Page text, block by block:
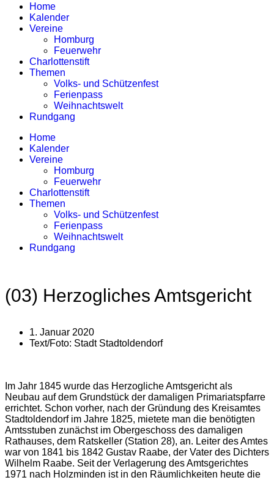
Home
Kalender
Vereine
Homburg
Feuerwehr
Charlottenstift
Themen
Volks- und Schützenfest
Ferienpass
Weihnachtswelt
Rundgang
Home
Kalender
Vereine
Homburg
Feuerwehr
Charlottenstift
Themen
Volks- und Schützenfest
Ferienpass
Weihnachtswelt
Rundgang
(03) Herzogliches Amtsgericht
1. Januar 2020
Text/Foto: Stadt Stadtoldendorf
Im Jahr 1845 wurde das Herzogliche Amtsgericht als
Neubau auf dem Grundstück der damaligen Primariatspfarre
errichtet. Schon vorher, nach der Gründung des Kreisamtes
Stadtoldendorf im Jahre 1825, mietete man die benötigten
Amtsstuben zunächst im Obergeschoss des damaligen
Rathauses, dem Ratskeller (Station 28), an. Leiter des Amtes
war von 1841 bis 1842 Gustav Raabe, der Vater des Dichters
Wilhelm Raabe. Seit der Verlagerung des Amtsgerichtes
1971 nach Holzminden ist in den Räumlichkeiten heute die